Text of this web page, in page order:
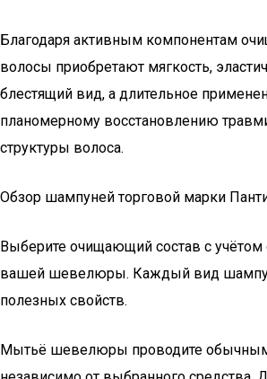
Благодаря активным компонентам
волосы приобретают мягкость,
блестящий вид, а длительное
планомерному восстановлению
структуры волоса.
Обзор шампуней торговой марки
Выберите очищающий состав с учётом
вашей шевелюры. Каждый вид
полезных свойств.
Мытьё шевелюры проводите